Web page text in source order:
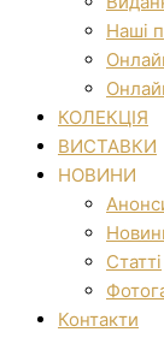
Наші
КОЛЕКЦІЯ
ВИСТАВКИ
НОВИНИ
Статті
Контакти